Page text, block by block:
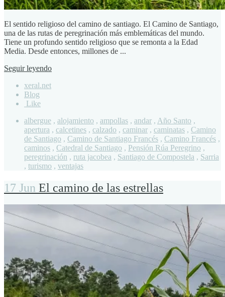
El sentido religioso del camino de santiago. El Camino de Santiago,
una de las rutas de peregrinación más emblemáticas del mundo.
Tiene un profundo sentido religioso que se remonta a la Edad
Media. Desde entonces, millones de ...
Seguir leyendo
xeral.net
Blog
Like
albergue , alojamiento , ampollas , andar , Año Santo ,
apertura , calcetines , calzado , caminar , caminatas , Camino
de Santiago , Camino de Santiago Francés , Camino Francés ,
caminos , Catedral de Santiago , Pensión Rúa Peregrino ,
peregrinación , ruta jacobea , Santiago de Compostela , Sarria
, turismo , ventajas
17 Jun El camino de las estrellas